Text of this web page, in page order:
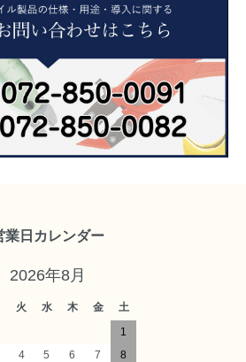
業日カレンダー
2026年8月
火 水 木 金
土
1
4 5 6 7
8